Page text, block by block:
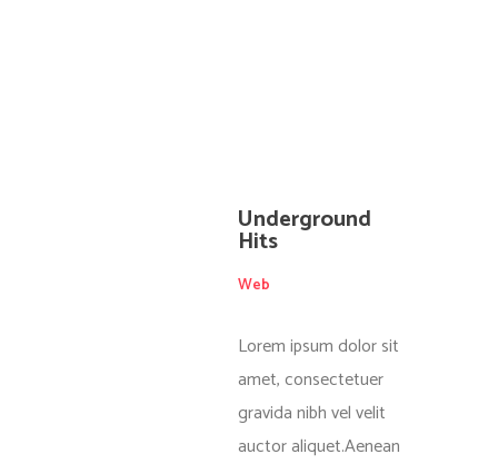
Underground
Hits
Web
Lorem ipsum dolor sit
amet, consectetuer
gravida nibh vel velit
auctor aliquet.Aenean